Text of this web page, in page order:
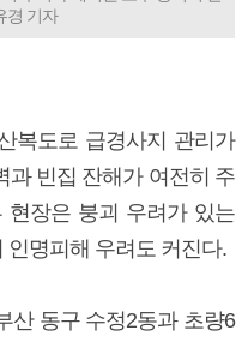
경 기자
복도로 급경사지 관리가
과 빈집 잔해가 여전히 주
현장은 붕괴 우려가 있는
명피해 우려도 커진다.
산 동구 수정2동과 초량6